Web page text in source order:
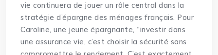
vie continuera de jouer un rôle central dans la
stratégie d’épargne des ménages français. Pour
Caroline, une jeune épargnante, “investir dans
une assurance vie, c’est choisir la sécurité sans